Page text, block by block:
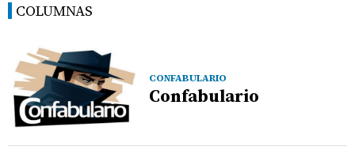
COLUMNAS
CONFABULARIO
Confabulario